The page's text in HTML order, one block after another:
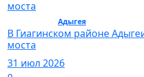
Адыгея/ Общество
В Гиагинском районе
моста
31 июл 2026